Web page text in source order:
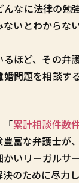
なに法律の勉
いとわからな
ほど、その弁
問題を相談す
「累計相談件数
富な弁護士が
いリーガルサ
のために尽力し